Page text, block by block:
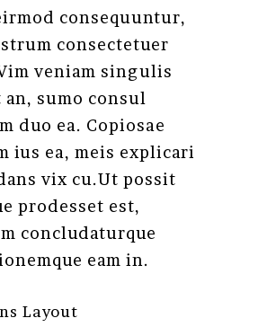
consequuntur,
consectetuer
veniam singulis
sumo consul
duo ea. Copiosae
ius ea, meis explicari
vix cu.Ut possit
prodesset est,
concludaturque
eam in.
Layout